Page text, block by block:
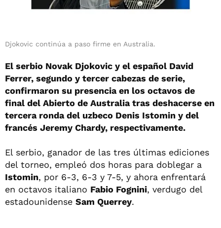
Djokovic continúa a paso firme en Australia.
El serbio Novak Djokovic y el español David
Ferrer, segundo y tercer cabezas de serie,
confirmaron su presencia en los octavos de
final del Abierto de Australia tras deshacerse en
tercera ronda del uzbeco Denis Istomin y del
francés Jeremy Chardy, respectivamente.
El serbio, ganador de las tres últimas ediciones
del torneo, empleó dos horas para doblegar a
Istomin, por 6-3, 6-3 y 7-5, y ahora enfrentará
en octavos italiano Fabio Fognini, verdugo del
estadounidense Sam Querrey.